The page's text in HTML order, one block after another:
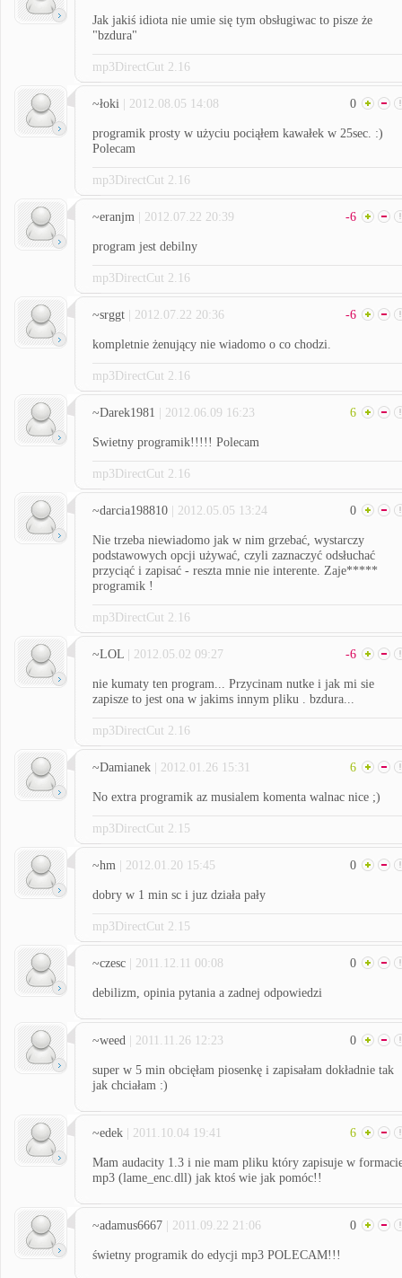
Jak jakiś idiota nie umie się tym obsługiwac to pisze że
"bzdura"
mp3DirectCut 2.16
~łoki | 2012.08.05 14:08 0
programik prosty w użyciu pociąłem kawałek w 25sec. :)
Polecam
mp3DirectCut 2.16
~eranjm | 2012.07.22 20:39 -6
program jest debilny
mp3DirectCut 2.16
~srggt | 2012.07.22 20:36 -6
kompletnie żenujący nie wiadomo o co chodzi.
mp3DirectCut 2.16
~Darek1981 | 2012.06.09 16:23 6
Swietny programik!!!!! Polecam
mp3DirectCut 2.16
~darcia198810 | 2012.05.05 13:24 0
Nie trzeba niewiadomo jak w nim grzebać, wystarczy
podstawowych opcji używać, czyli zaznaczyć odsłuchać
przyciąć i zapisać - reszta mnie nie interente. Zaje*****
programik !
mp3DirectCut 2.16
~LOL | 2012.05.02 09:27 -6
nie kumaty ten program... Przycinam nutke i jak mi sie
zapisze to jest ona w jakims innym pliku . bzdura...
mp3DirectCut 2.16
~Damianek | 2012.01.26 15:31 6
No extra programik az musialem komenta walnac nice ;)
mp3DirectCut 2.15
~hm | 2012.01.20 15:45 0
dobry w 1 min sc i juz działa pały
mp3DirectCut 2.15
~czesc | 2011.12.11 00:08 0
debilizm, opinia pytania a zadnej odpowiedzi
~weed | 2011.11.26 12:23 0
super w 5 min obcięłam piosenkę i zapisałam dokładnie tak
jak chciałam :)
~edek | 2011.10.04 19:41 6
Mam audacity 1.3 i nie mam pliku który zapisuje w
mp3 (lame_enc.dll) jak ktoś wie jak pomóc!!
~adamus6667 | 2011.09.22 21:06 0
świetny programik do edycji mp3 POLECAM!!!